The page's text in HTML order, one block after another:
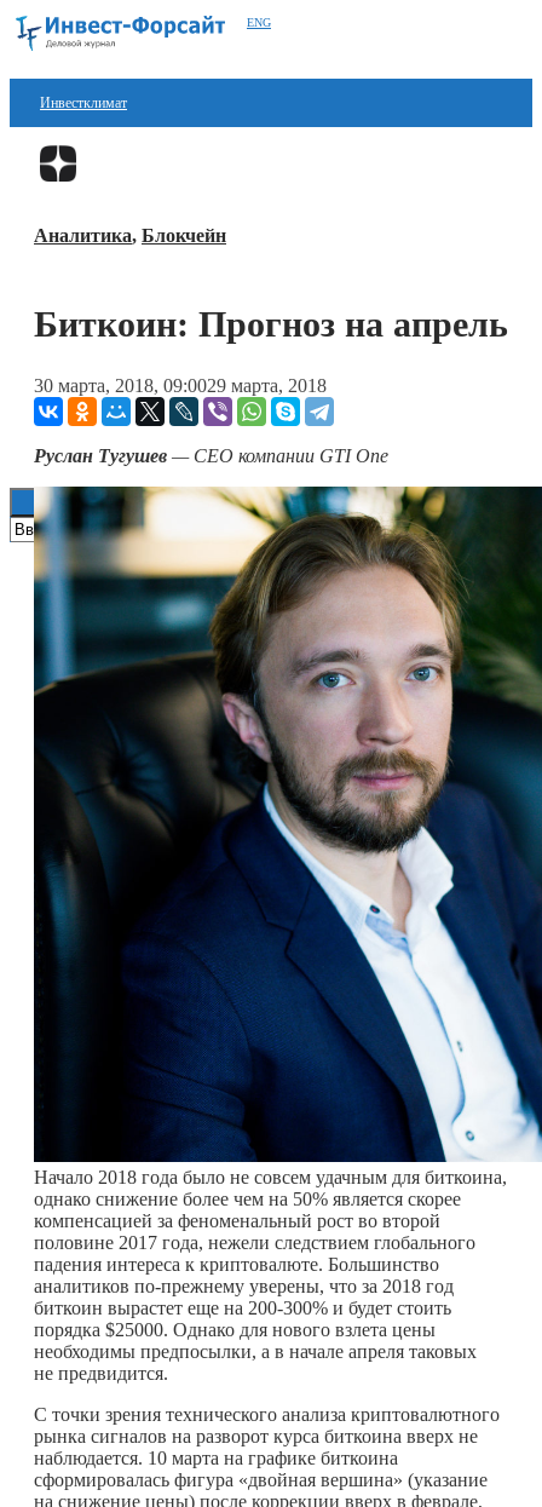
ENG
Инвестклимат
Финансы
Блокчейн
ESG
Аналитика, Блокчейн
Биткоин: Прогноз на апрель
30 марта, 2018, 09:0029 марта, 2018
Руслан Тугушев — CEO компании GTI One
Начало 2018 года было не совсем удачным для биткоина,
однако снижение более чем на 50% является скорее
компенсацией за феноменальный рост во второй
половине 2017 года, нежели следствием глобального
падения интереса к криптовалюте. Большинство
аналитиков по-прежнему уверены, что за 2018 год
биткоин вырастет еще на 200-300% и будет стоить
порядка $25000. Однако для нового взлета цены
необходимы предпосылки, а в начале апреля таковых
не предвидится.
С точки зрения технического анализа криптовалютного
рынка сигналов на разворот курса биткоина вверх не
наблюдается. 10 марта на графике биткоина
сформировалась фигура «двойная вершина» (указание
на снижение цены) после коррекции вверх в феврале,